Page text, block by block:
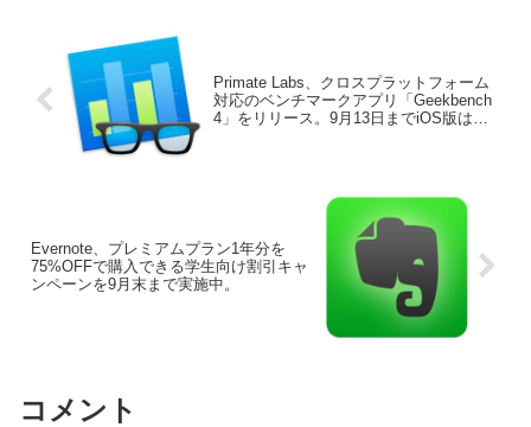
Primate Labs、クロスプラットフォーム
対応のベンチマークアプリ「Geekbench
4」をリリース。9月13日までiOS版は無
Evernote、プレミアムプラン1年分を
75%OFFで購入できる学生向け割引キャ
ンペーンを9月末まで実施中。
コメント